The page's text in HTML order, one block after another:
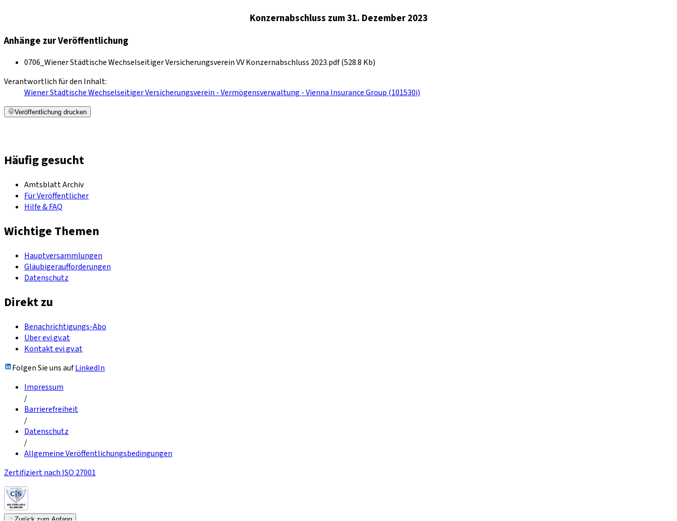
Konzernabschluss zum 31. Dezember 2023
Anhänge zur Veröffentlichung
0706_Wiener Städtische Wechselseitiger Versicherungsverein VV Konzernabschluss 2023.pdf (528.8 Kb)
Verantwortlich für den Inhalt:
Wiener Städtische Wechselseitiger Versicherungsverein - Vermögensverwaltung - Vienna Insurance Group (101530i)
Veröffentlichung drucken
Häufig gesucht
Amtsblatt Archiv
Für Veröffentlicher
Hilfe & FAQ
Wichtige Themen
Hauptversammlungen
Gläubigeraufforderungen
Datenschutz
Direkt zu
Benachrichtigungs-Abo
Über evi.gv.at
Kontakt evi.gv.at
Folgen Sie uns aufLinkedIn
Impressum
/
Barrierefreiheit
/
Datenschutz
/
Allgemeine Veröffentlichungsbedingungen
Zertifiziert nach ISO 27001
Zurück zum Anfang